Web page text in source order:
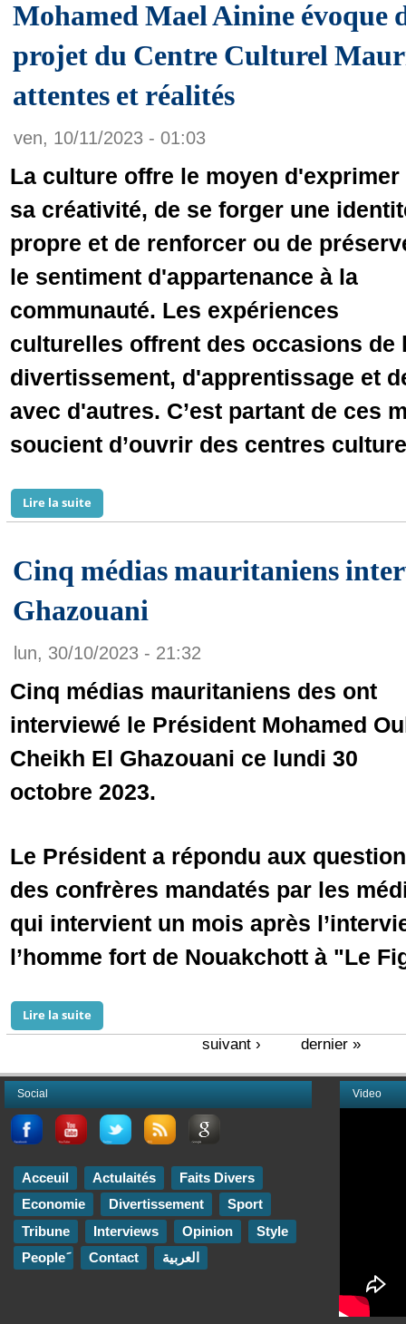
Mohamed Mael Ainine évoque
projet du Centre Culturel
attentes et réalités
ven, 10/11/2023 - 01:03
La culture offre le moyen d'exprimer
sa créativité, de se forger une
propre et de renforcer ou de
le sentiment d'appartenance à la
communauté. Les expériences
culturelles offrent des occasions de
divertissement, d'apprentissage et
avec d'autres. C’est partant de ces
soucient d’ouvrir des centres
Lire la suite
Cinq médias mauritaniens
Ghazouani
lun, 30/10/2023 - 21:32
Cinq médias mauritaniens des ont
interviewé le Président Mohamed
Cheikh El Ghazouani ce lundi 30
octobre 2023.
Le Président a répondu aux
des confrères mandatés par les
qui intervient un mois après
l’homme fort de Nouakchott à "Le
Lire la suite
suivant › dernier »
Video
Social
Acceuil Actulaités
Faits Divers
Economie
Divertissement
Sport
Tribune
Interviews Opinion
Style
Contact العربية